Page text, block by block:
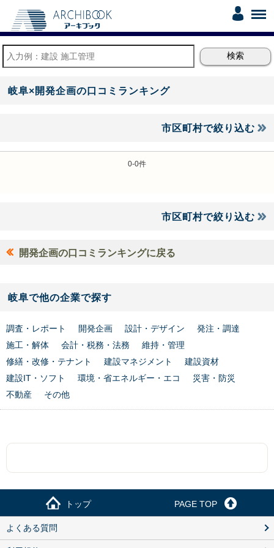
岐阜×開発企画の口コミランキング
市区町村で絞り込む
0-0件
市区町村で絞り込む
開発企画の口コミランキングに戻る
岐阜で他の企業で探す
調査・レポート 開発企画 設計・デザイン
発注・調達
施工・解体
会計・税務・法務
維持・管理
修繕・改修・テナント
建設マネジメント
建設資材
建設IT・ソフト
環境・省エネルギー・エコ
災害・防災
不動産
その他
トップ PAGE TOP
よくある質問